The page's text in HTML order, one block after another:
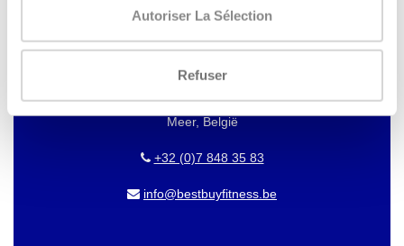
Autoriser La Sélection
Refuser
BEST BUY FITNESS
Best Buy Fitness
Londenstraat 7
2321
Meer, België
+32 (0)7 848 35 83
info@bestbuyfitness.be